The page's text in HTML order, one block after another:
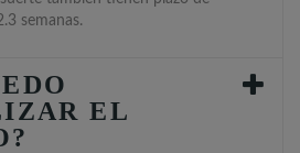
semanas.
EL